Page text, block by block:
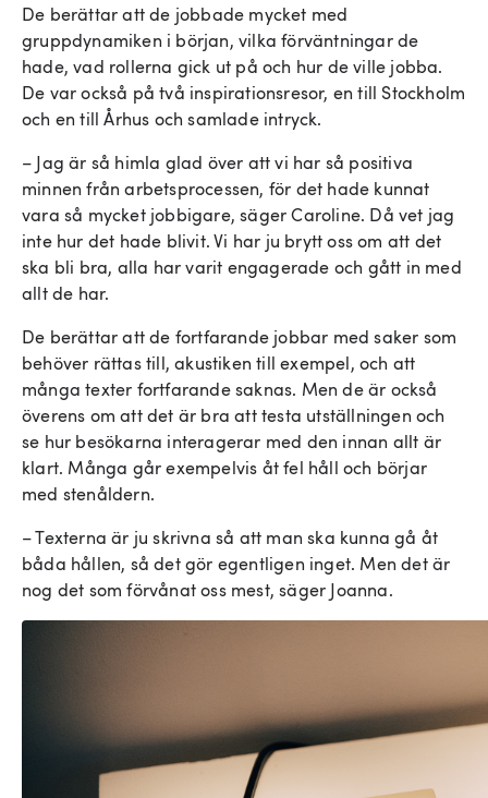
De berättar att de jobbade mycket med
gruppdynamiken i början, vilka förväntningar de
hade, vad rollerna gick ut på och hur de ville jobba.
De var också på två inspirationsresor, en till Stockholm
och en till Århus och samlade intryck.
– Jag är så himla glad över att vi har så positiva
minnen från arbetsprocessen, för det hade kunnat
vara så mycket jobbigare, säger Caroline. Då vet jag
inte hur det hade blivit. Vi har ju brytt oss om att det
ska bli bra, alla har varit engagerade och gått in med
allt de har.
De berättar att de fortfarande jobbar med saker som
behöver rättas till, akustiken till exempel, och att
många texter fortfarande saknas. Men de är också
överens om att det är bra att testa utställningen och
se hur besökarna interagerar med den innan allt är
klart. Många går exempelvis åt fel håll och börjar
med stenåldern.
– Texterna är ju skrivna så att man ska kunna gå åt
båda hållen, så det gör egentligen inget. Men det är
nog det som förvånat oss mest, säger Joanna.